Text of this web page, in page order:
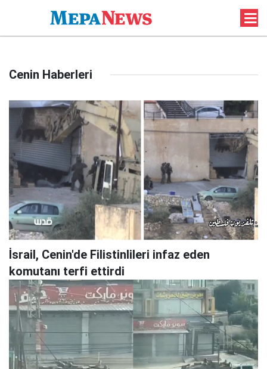
Cenin Haberleri
İsrail, Cenin'de Filistinlileri infaz eden
komutanı terfi ettirdi